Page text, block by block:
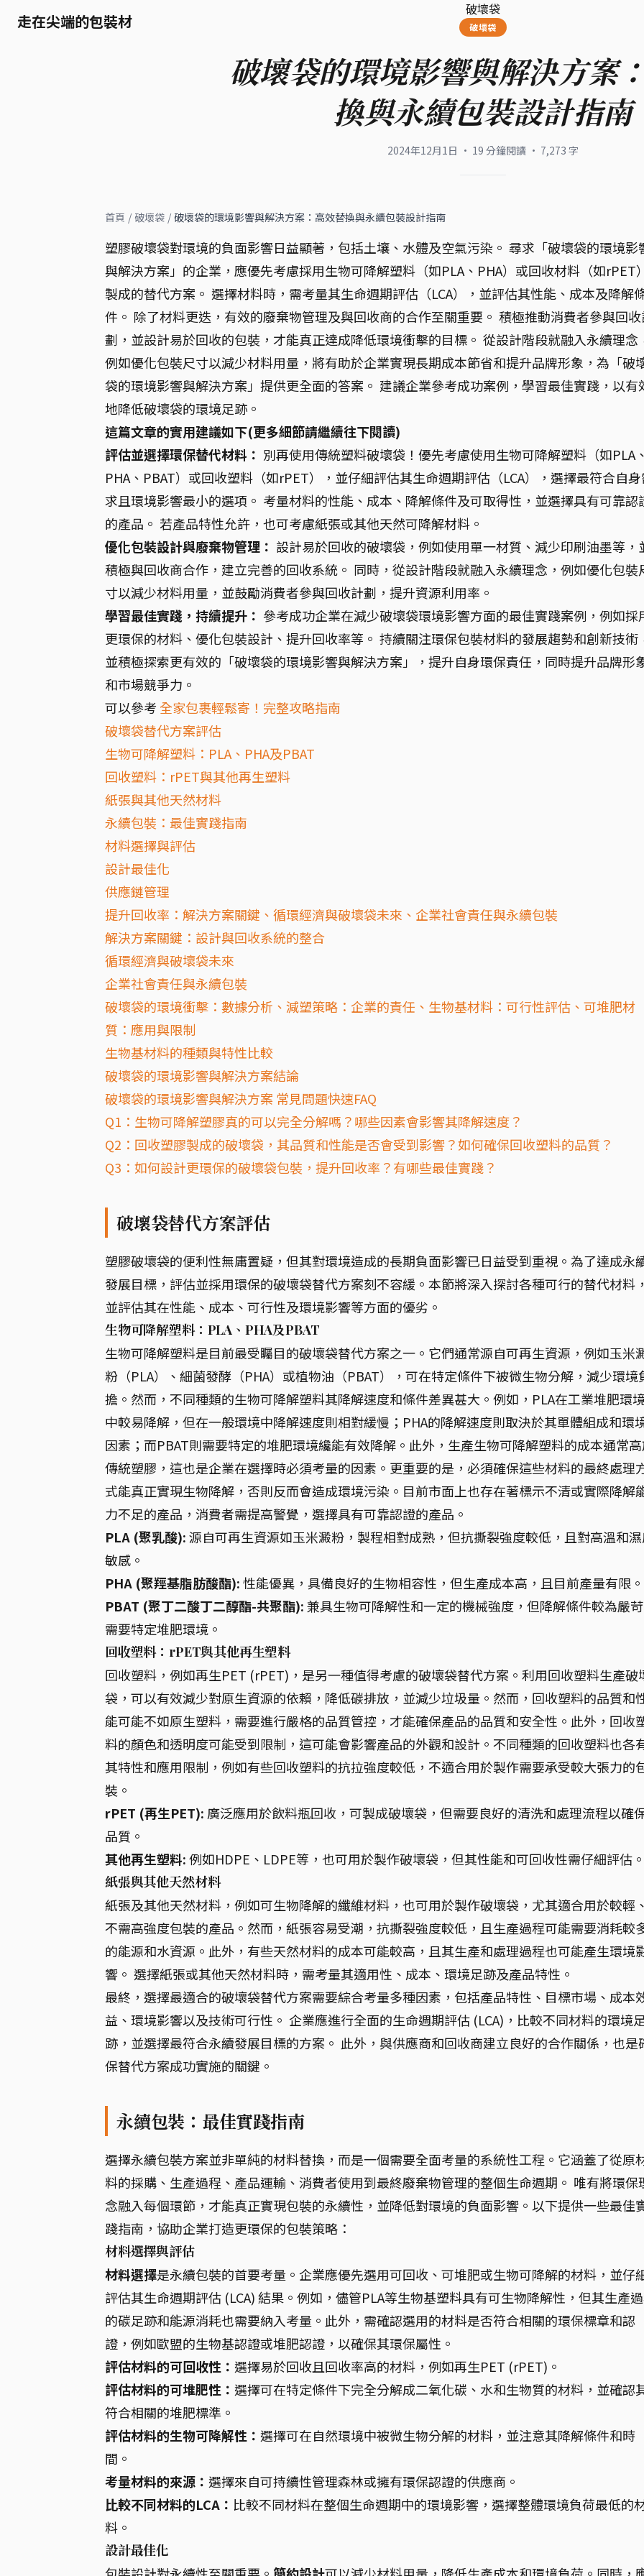
走在尖端的包裝材
破壞袋
破壞袋
破壞袋的環境影響與解決方案
換與永續包裝設計指南
2024年12月1日 · 19 分鐘閱讀 · 7,273 字
首頁 / 破壞袋 / 破壞袋的環境影響與解決方案：高效替換與永續包裝設計指南
塑膠破壞袋對環境的負面影響日益顯著，包括土壤、水體及空氣污染。 尋求「破壞袋的環境影
與解決方案」的企業，應優先考慮採用生物可降解塑料（如PLA、PHA）或回收材料（如rPET
製成的替代方案。 選擇材料時，需考量其生命週期評估（LCA），並評估其性能、成本及降解
件。 除了材料更迭，有效的廢棄物管理及與回收商的合作至關重要。 積極推動消費者參與回
劃，並設計易於回收的包裝，才能真正達成降低環境衝擊的目標。 從設計階段就融入永續理念
例如優化包裝尺寸以減少材料用量，將有助於企業實現長期成本節省和提升品牌形象，為「破
袋的環境影響與解決方案」提供更全面的答案。 建議企業參考成功案例，學習最佳實踐，以有
地降低破壞袋的環境足跡。
這篇文章的實用建議如下(更多細節請繼續往下閱讀)
評估並選擇環保替代材料： 別再使用傳統塑料破壞袋！優先考慮使用生物可降解塑料（如PLA
PHA、PBAT）或回收塑料（如rPET），並仔細評估其生命週期評估（LCA），選擇最符合自
求且環境影響最小的選項。 考量材料的性能、成本、降解條件及可取得性，並選擇具有可靠認
的產品。 若產品特性允許，也可考慮紙張或其他天然可降解材料。
優化包裝設計與廢棄物管理： 設計易於回收的破壞袋，例如使用單一材質、減少印刷油墨等，
積極與回收商合作，建立完善的回收系統。 同時，從設計階段就融入永續理念，例如優化包裝
寸以減少材料用量，並鼓勵消費者參與回收計劃，提升資源利用率。
學習最佳實踐，持續提升： 參考成功企業在減少破壞袋環境影響方面的最佳實踐案例，例如採
更環保的材料、優化包裝設計、提升回收率等。 持續關注環保包裝材料的發展趨勢和創新技術
並積極探索更有效的「破壞袋的環境影響與解決方案」，提升自身環保責任，同時提升品牌形
和市場競爭力。
可以參考 全家包裹輕鬆寄！完整攻略指南
破壞袋替代方案評估
生物可降解塑料：PLA、PHA及PBAT
回收塑料：rPET與其他再生塑料
紙張與其他天然材料
永續包裝：最佳實踐指南
材料選擇與評估
設計最佳化
供應鏈管理
提升回收率：解決方案關鍵、循環經濟與破壞袋未來、企業社會責任與永續包裝
解決方案關鍵：設計與回收系統的整合
循環經濟與破壞袋未來
企業社會責任與永續包裝
破壞袋的環境衝擊：數據分析、減塑策略：企業的責任、生物基材料：可行性評估、可堆肥材
質：應用與限制
生物基材料的種類與特性比較
破壞袋的環境影響與解決方案結論
破壞袋的環境影響與解決方案 常見問題快速FAQ
Q1：生物可降解塑膠真的可以完全分解嗎？哪些因素會影響其降解速度？
Q2：回收塑膠製成的破壞袋，其品質和性能是否會受到影響？如何確保回收塑料的品質？
Q3：如何設計更環保的破壞袋包裝，提升回收率？有哪些最佳實踐？
破壞袋替代方案評估
塑膠破壞袋的便利性無庸置疑，但其對環境造成的長期負面影響已日益受到重視。為了達成永
發展目標，評估並採用環保的破壞袋替代方案刻不容緩。本節將深入探討各種可行的替代材料
並評估其在性能、成本、可行性及環境影響等方面的優劣。
生物可降解塑料：PLA、PHA及PBAT
生物可降解塑料是目前最受矚目的破壞袋替代方案之一。它們通常源自可再生資源，例如玉米
粉（PLA）、細菌發酵（PHA）或植物油（PBAT），可在特定條件下被微生物分解，減少環境
擔。然而，不同種類的生物可降解塑料其降解速度和條件差異甚大。例如，PLA在工業堆肥環
中較易降解，但在一般環境中降解速度則相對緩慢；PHA的降解速度則取決於其單體組成和環
因素；而PBAT則需要特定的堆肥環境纔能有效降解。此外，生產生物可降解塑料的成本通常
傳統塑膠，這也是企業在選擇時必須考量的因素。更重要的是，必須確保這些材料的最終處理
式能真正實現生物降解，否則反而會造成環境污染。目前市面上也存在著標示不清或實際降解
力不足的產品，消費者需提高警覺，選擇具有可靠認證的產品。
PLA (聚乳酸):源自可再生資源如玉米澱粉，製程相對成熟，但抗撕裂強度較低，且對高溫和
敏感。
PHA (聚羥基脂肪酸酯):性能優異，具備良好的生物相容性，但生產成本高，且目前產量有限。
PBAT (聚丁二酸丁二醇酯-共聚酯):兼具生物可降解性和一定的機械強度，但降解條件較為嚴
需要特定堆肥環境。
回收塑料：rPET與其他再生塑料
回收塑料，例如再生PET (rPET)，是另一種值得考慮的破壞袋替代方案。利用回收塑料生產破
袋，可以有效減少對原生資源的依賴，降低碳排放，並減少垃圾量。然而，回收塑料的品質和
能可能不如原生塑料，需要進行嚴格的品質管控，才能確保產品的品質和安全性。此外，回收
料的顏色和透明度可能受到限制，這可能會影響產品的外觀和設計。不同種類的回收塑料也各
其特性和應用限制，例如有些回收塑料的抗拉強度較低，不適合用於製作需要承受較大張力的
裝。
rPET (再生PET): 廣泛應用於飲料瓶回收，可製成破壞袋，但需要良好的清洗和處理流程以確
品質。
其他再生塑料:例如HDPE、LDPE等，也可用於製作破壞袋，但其性能和可回收性需仔細評估
紙張與其他天然材料
紙張及其他天然材料，例如可生物降解的纖維材料，也可用於製作破壞袋，尤其適合用於較輕
不需高強度包裝的產品。然而，紙張容易受潮，抗撕裂強度較低，且生產過程可能需要消耗較
的能源和水資源。此外，有些天然材料的成本可能較高，且其生產和處理過程也可能產生環境
響。 選擇紙張或其他天然材料時，需考量其適用性、成本、環境足跡及產品特性。
最終，選擇最適合的破壞袋替代方案需要綜合考量多種因素，包括產品特性、目標市場、成本
益、環境影響以及技術可行性。 企業應進行全面的生命週期評估 (LCA)，比較不同材料的環境
跡，並選擇最符合永續發展目標的方案。 此外，與供應商和回收商建立良好的合作關係，也是
保替代方案成功實施的關鍵。
永續包裝：最佳實踐指南
選擇永續包裝方案並非單純的材料替換，而是一個需要全面考量的系統性工程。它涵蓋了從原
料的採購、生產過程、產品運輸、消費者使用到最終廢棄物管理的整個生命週期。 唯有將環保
念融入每個環節，才能真正實現包裝的永續性，並降低對環境的負面影響。以下提供一些最佳
踐指南，協助企業打造更環保的包裝策略：
材料選擇與評估
材料選擇是永續包裝的首要考量。企業應優先選用可回收、可堆肥或生物可降解的材料，並仔
評估其生命週期評估 (LCA) 結果。例如，儘管PLA等生物基塑料具有可生物降解性，但其生產
的碳足跡和能源消耗也需要納入考量。此外，需確認選用的材料是否符合相關的環保標章和認
證，例如歐盟的生物基認證或堆肥認證，以確保其環保屬性。
評估材料的可回收性： 選擇易於回收且回收率高的材料，例如再生PET (rPET)。
評估材料的可堆肥性： 選擇可在特定條件下完全分解成二氧化碳、水和生物質的材料，並確認
符合相關的堆肥標準。
評估材料的生物可降解性： 選擇可在自然環境中被微生物分解的材料，並注意其降解條件和時
間。
考量材料的來源： 選擇來自可持續性管理森林或擁有環保認證的供應商。
比較不同材料的LCA： 比較不同材料在整個生命週期中的環境影響，選擇整體環境負荷最低的
料。
設計最佳化